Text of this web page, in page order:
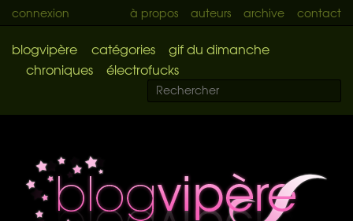
connexion à propos auteurs archive contact
blogvipère catégories
gif du dimanche
chroniques
électrofucks